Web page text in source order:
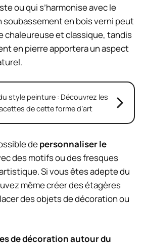
ou qui s’harmonise avec le
soubassement en bois verni peut
chaleureuse et classique, tandis
en pierre apportera un aspect
style peinture : Découvrez les
de cette forme d’art
depersonnaliser le
des motifs ou des fresques
Si vous êtes adepte du
même créer des étagères
des objets de décoration ou
de décoration autour du